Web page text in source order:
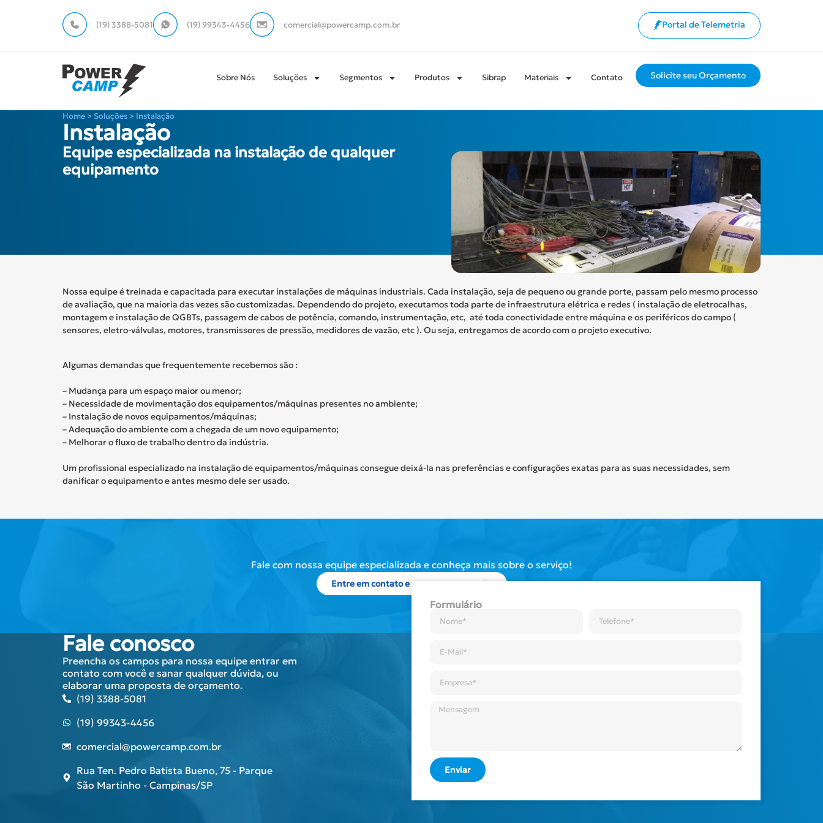
(19) 3388-5081 (19) 99343-4456 comercial@powercamp.com.br Portal de Telemetria
Sobre Nós Soluções Segmentos Produtos Sibrap Materiais Contato Solicite seu Orçamento
Home > Soluções > Instalação
Instalação
Equipe especializada na instalação de qualquer
equipamento
Nossa equipe é treinada e capacitada para executar instalações de máquinas industriais. Cada instalação, seja de pequeno ou grande porte, passam pelo mesmo processo
de avaliação, que na maioria das vezes são customizadas. Dependendo do projeto, executamos toda parte de infraestrutura elétrica e redes ( instalação de eletrocalhas,
montagem e instalação deQGBTs, passagemde cabos de potência, comando, instrumentação, etc, até toda conectividade entre máquina e os periféricos do campo (
sensores, eletro-válvulas, motores, transmissores de pressão, medidores de vazão, etc ). Ou seja, entregamos de acordo com o projetoexecutivo.
Algumas demandas que frequentemente recebemos são :
– Mudança para um espaço maior ou menor;
– Necessidade de movimentação dos equipamentos/máquinas presentes no ambiente;
– Instalação de novos equipamentos/máquinas;
– Adequação do ambiente com a chegada de um novo equipamento;
– Melhorar o fluxo de trabalho dentro da indústria.
Um profissional especializado na instalação de equipamentos/máquinas consegue deixá-la nas preferências e configurações exatas para as suas necessidades, sem
danificar o equipamento e antes mesmo dele ser usado.
Fale com nossa equipe especializada e conheça mais sobre o serviço!
Entre em contato e peça um orçamento
Fale conosco
Preencha os campos para nossa equipe entrar em
contato com você e sanar qualquer dúvida, ou
elaborar uma proposta de orçamento.
(19) 3388-5081
(19) 99343-4456
comercial@powercamp.com.br
Rua Ten. Pedro Batista Bueno, 75 - Parque
São Martinho - Campinas/SP
Formulário
Enviar